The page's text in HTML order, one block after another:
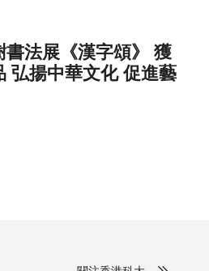
法展《漢字頌》 獲
弘揚中華文化 促進藝